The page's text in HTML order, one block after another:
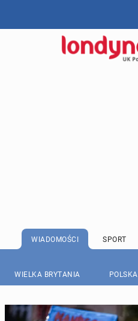
WIADOMOŚCI SPORT
WIELKA BRYTANIA POLSKA